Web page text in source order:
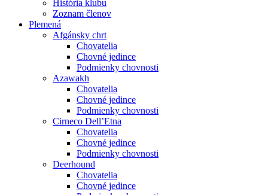
História klubu
Zoznam členov
Plemená
Afgánsky chrt
Chovatelia
Chovné jedince
Podmienky chovnosti
Azawakh
Chovatelia
Chovné jedince
Podmienky chovnosti
Cirneco Dell’Etna
Chovatelia
Chovné jedince
Podmienky chovnosti
Deerhound
Chovatelia
Chovné jedince